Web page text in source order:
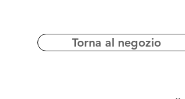
Torna al negozio